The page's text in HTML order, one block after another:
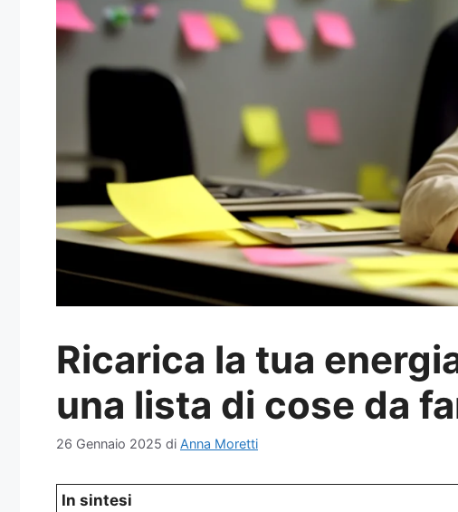
Ricarica la tua
una lista di cose da
26 Gennaio 2025 di Anna Moretti
In sintesi